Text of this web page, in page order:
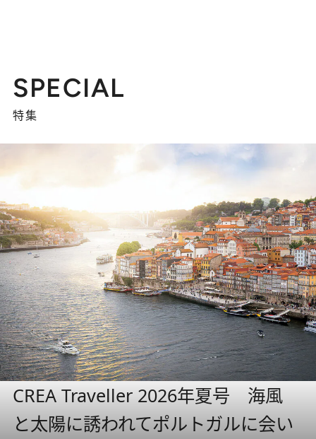
SPECIAL
特集
CREA Traveller 2026年夏号 海風
と太陽に誘われてポルトガルに会い